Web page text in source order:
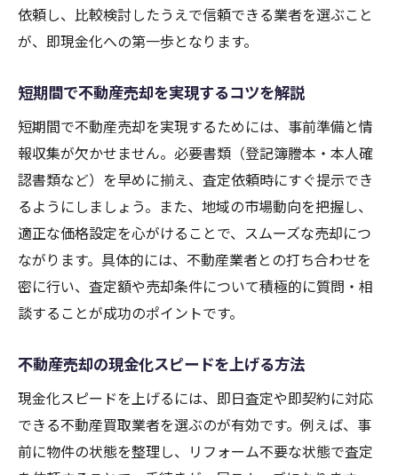
依頼し、比較検討したうえで信頼できる業者を選ぶこと
が、即現金化への第一歩となります。
短期間で不動産売却を実現するコツを解説
短期間で不動産売却を実現するためには、事前準備と情
報収集が欠かせません。必要書類（登記簿謄本・本人確
認書類など）を早めに揃え、査定依頼時にすぐ提示でき
るようにしましょう。また、地域の市場動向を把握し、
適正な価格設定を心がけることで、スムーズな売却につ
ながります。具体的には、不動産業者との打ち合わせを
密に行い、査定額や売却条件について積極的に質問・相
談することが成功のポイントです。
不動産売却の現金化スピードを上げる方法
現金化スピードを上げるには、即日査定や即契約に対応
できる不動産買取業者を選ぶのが有効です。例えば、事
前に物件の状態を整理し、リフォーム不要な状態で査定